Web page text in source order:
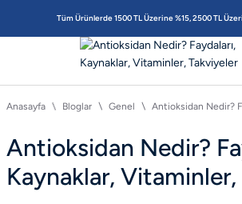
Tüm Ürünlerde 1500 TL Üzerine %15, 2500 TL
Anasayfa Bloglar Genel Antioksidan Nedir?
Antioksidan Nedir?
Kaynaklar,